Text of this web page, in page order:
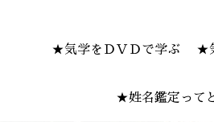
★気学をＤＶＤで学ぶ ★
★姓名鑑定って